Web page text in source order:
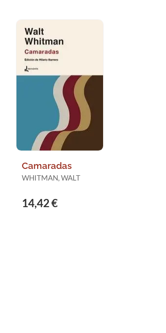
Camaradas
WHITMAN, WALT
14,42 €